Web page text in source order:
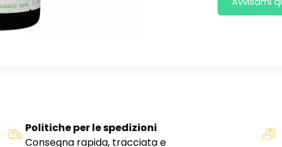
Politiche per le spedizioni
Consegna rapida, tracciata e